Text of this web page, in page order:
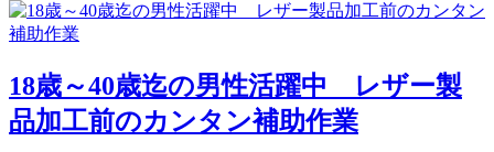
18歳～40歳迄の男性活躍中 レザー製
品加工前のカンタン補助作業